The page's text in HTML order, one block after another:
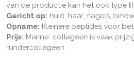
van de productie kan het ook type
Gericht op: huid, haar, nagels,
Opname: Kleinere peptides voor
Prijs: Marine collageen is vaak
rundercollageen.